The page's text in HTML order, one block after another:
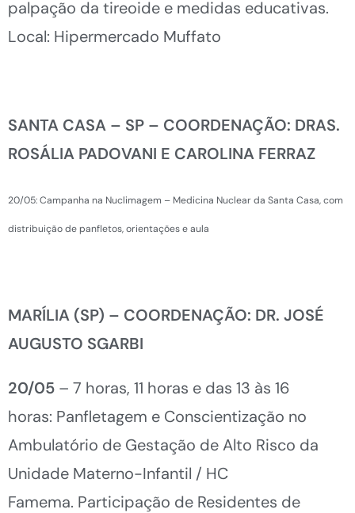
palpação da tireoide e medidas educativas.
Local: Hipermercado Muffato
SANTA CASA – SP – COORDENAÇÃO: DRAS.
ROSÁLIA PADOVANI E CAROLINA FERRAZ
20/05: Campanha na Nuclimagem – Medicina Nuclear da Santa Casa, com
distribuição de panfletos, orientações e aula
MARÍLIA (SP) – COORDENAÇÃO: DR. JOSÉ
AUGUSTO SGARBI
20/05 – 7 horas, 11 horas e das 13 às 16
horas: Panfletagem e Conscientização no
Ambulatório de Gestação de Alto Risco da
Unidade Materno-Infantil / HC
Famema. Participação de Residentes de